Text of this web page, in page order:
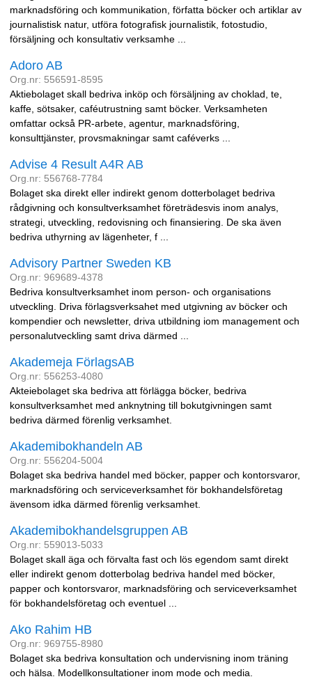
marknadsföring och kommunikation, författa böcker och artiklar av
journalistisk natur, utföra fotografisk journalistik, fotostudio,
försäljning och konsultativ verksamhe ...
Adoro AB
Org.nr: 556591-8595
Aktiebolaget skall bedriva inköp och försäljning av choklad, te,
kaffe, sötsaker, caféutrustning samt böcker. Verksamheten
omfattar också PR-arbete, agentur, marknadsföring,
konsulttjänster, provsmakningar samt caféverks ...
Advise 4 Result A4R AB
Org.nr: 556768-7784
Bolaget ska direkt eller indirekt genom dotterbolaget bedriva
rådgivning och konsultverksamhet företrädesvis inom analys,
strategi, utveckling, redovisning och finansiering. De ska även
bedriva uthyrning av lägenheter, f ...
Advisory Partner Sweden KB
Org.nr: 969689-4378
Bedriva konsultverksamhet inom person- och organisations
utveckling. Driva förlagsverksahet med utgivning av böcker och
kompendier och newsletter, driva utbildning iom management och
personalutveckling samt driva därmed ...
Akademeja FörlagsAB
Org.nr: 556253-4080
Akteiebolaget ska bedriva att förlägga böcker, bedriva
konsultverksamhet med anknytning till bokutgivningen samt
bedriva därmed förenlig verksamhet.
Akademibokhandeln AB
Org.nr: 556204-5004
Bolaget ska bedriva handel med böcker, papper och kontorsvaror,
marknadsföring och serviceverksamhet för bokhandelsföretag
ävensom idka därmed förenlig verksamhet.
Akademibokhandelsgruppen AB
Org.nr: 559013-5033
Bolaget skall äga och förvalta fast och lös egendom samt direkt
eller indirekt genom dotterbolag bedriva handel med böcker,
papper och kontorsvaror, marknadsföring och serviceverksamhet
för bokhandelsföretag och eventuel ...
Ako Rahim HB
Org.nr: 969755-8980
Bolaget ska bedriva konsultation och undervisning inom träning
och hälsa. Modellkonsultationer inom mode och media.